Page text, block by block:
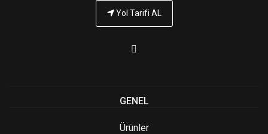
Yol Tarifi AL
GENEL
Ürünler